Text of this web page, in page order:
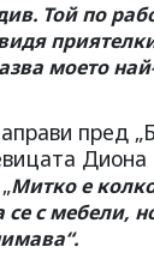
Той по
моето
пред
Диона
Митко е
с мебели,